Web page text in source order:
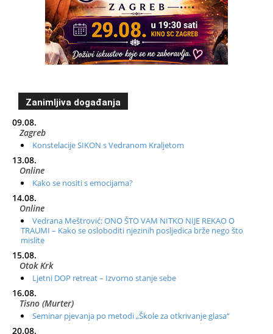
Zanimljiva događanja
09.08.
Zagreb
Konstelacije SIKON s Vedranom Kraljetom
13.08.
Online
Kako se nositi s emocijama?
14.08.
Online
Vedrana Meštrović: ONO ŠTO VAM NITKO NIJE REKAO O
TRAUMI – Kako se osloboditi njezinih posljedica brže nego što
mislite
15.08.
Otok Krk
Ljetni DOP retreat – Izvorno stanje sebe
16.08.
Tisno (Murter)
Seminar pjevanja po metodi „Škole za otkrivanje glasa“
20.08.